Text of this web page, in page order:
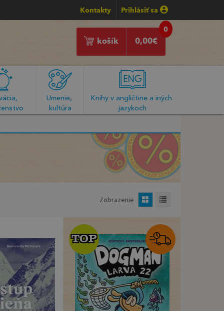
Kontakty Prihlásiť sa
0
0,00€
košík
Umenie,
kultúra
Knihy v angličtine a iných
jazykoch
Zobrazenie
TOP
TOP